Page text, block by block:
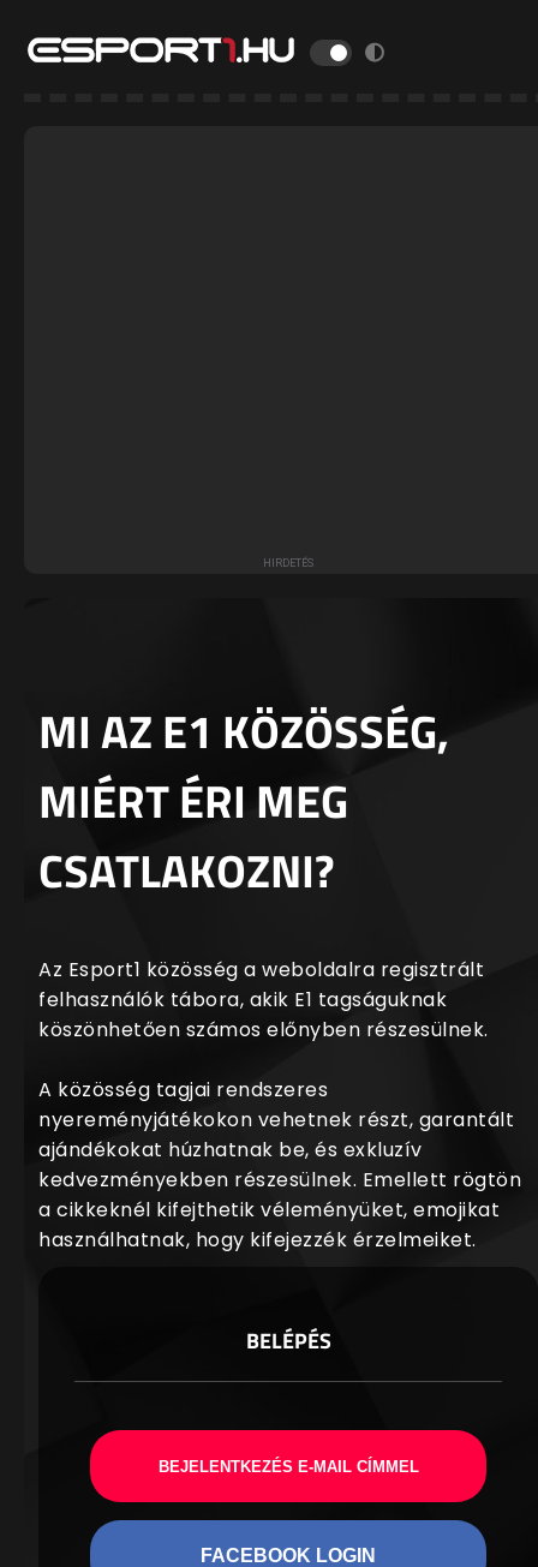
MI AZ E1 KÖZÖSSÉG,
MIÉRT ÉRI MEG
CSATLAKOZNI?
Az Esport1 közösség a weboldalra regisztrált
felhasználók tábora, akik E1 tagságuknak
köszönhetően számos előnyben részesülnek.
A közösség tagjai rendszeres
nyereményjátékokon vehetnek részt, garantált
ajándékokat húzhatnak be, és exkluzív
kedvezményekben részesülnek. Emellett rögtön
a cikkeknél kifejthetik véleményüket, emojikat
használhatnak, hogy kifejezzék érzelmeiket.
BELÉPÉS
BEJELENTKEZÉS E-MAIL CÍMMEL
FACEBOOK LOGIN